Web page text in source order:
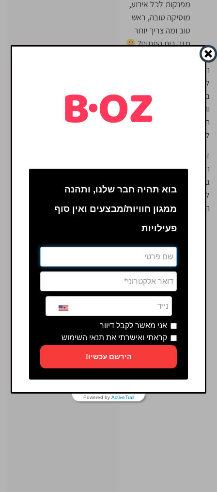
מפנקות לכל אירוע,
מוסיקה טובה, ראש
טוב ומה צריך יותר
מזה בים הפתוח?
זהו מקבץ קטן מכל מגוון
להציע לכם, בקרו באתר
בעולם המתנות, הטיולים
והקורסים ותבחרו את כל
הדברים הכי כיפיים שבא
לכם לעשות!
זו הייחודיות שלנו! אנחנו
רואים את כל הפעילויות,
בכל התחומים ואנחנו יכולים
להתאים לכם את החוויה
הטובה ביותר עבורכם!
בוא תהיה חבר שלנו, ותהנה
ממגון חוויות/מבצעים ואין סוף
פעילויות
אני מאשר לקבל דיוור
קראתי ואישרתי את תנאי השימוש
הירשם עכשיו!
Powered by ActiveTrail